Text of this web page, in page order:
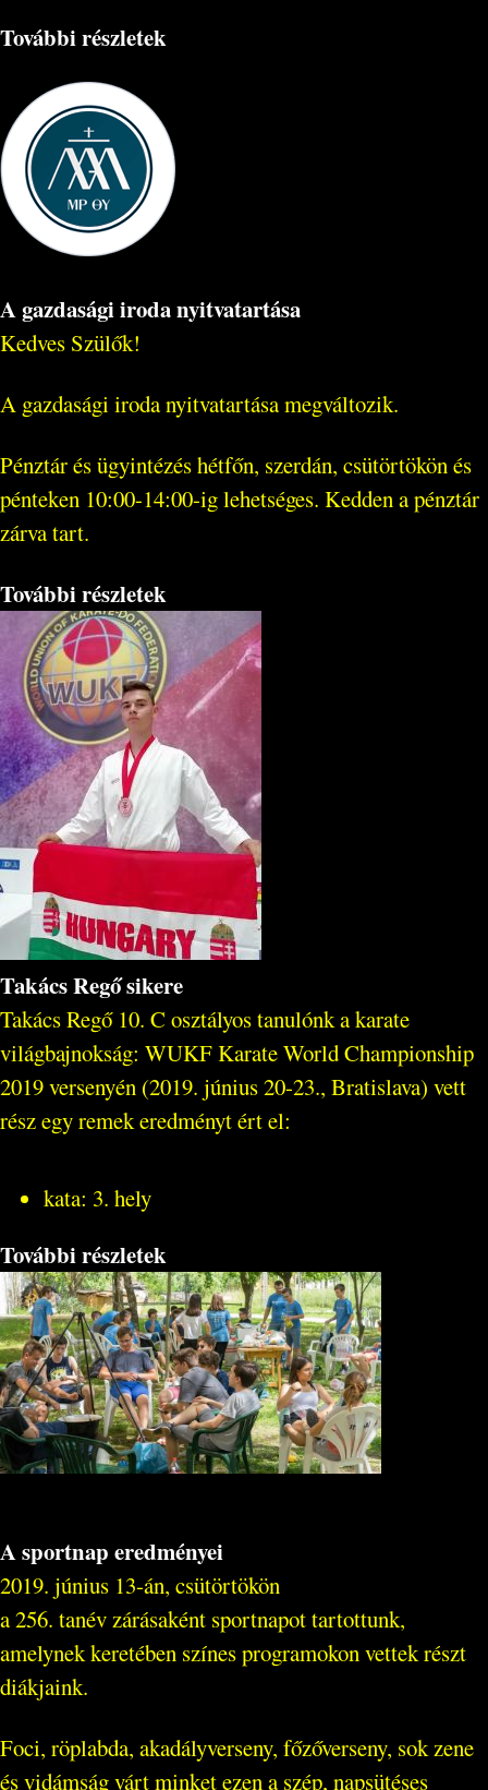
További részletek
A gazdasági iroda nyitvatartása
Kedves Szülők!
A gazdasági iroda nyitvatartása megváltozik.
Pénztár és ügyintézés hétfőn, szerdán, csütörtökön és
pénteken 10:00-14:00-ig lehetséges. Kedden a pénztár
zárva tart.
További részletek
Takács Regő sikere
Takács Regő 10. C osztályos tanulónk a karate
világbajnokság: WUKF Karate World Championship
2019 versenyén (2019. június 20-23., Bratislava) vett
rész egy remek eredményt ért el:
kata: 3. hely
További részletek
A sportnap eredményei
2019. június 13-án, csütörtökön
a 256. tanév zárásaként sportnapot tartottunk,
amelynek keretében színes programokon vettek részt
diákjaink.
Foci, röplabda, akadályverseny, főzőverseny, sok zene
és vidámság várt minket ezen a szép, napsütéses